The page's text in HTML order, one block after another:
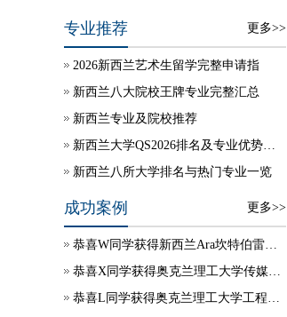
专业推荐 更多>>
2026新西兰艺术生留学完整申请指
新西兰八大院校王牌专业完整汇总
新西兰专业及院校推荐
新西兰大学QS2026排名及专业优势说明
新西兰八所大学排名与热门专业一览
成功案例 更多>>
恭喜W同学获得新西兰Ara坎特伯雷理工学院学生签证
恭喜X同学获得奥克兰理工大学传媒硕士录取
恭喜L同学获得奥克兰理工大学工程项目管理硕士录取